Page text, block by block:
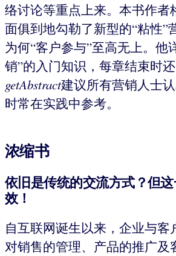
络讨论等重点上来。本书作者
面俱到地勾勒了新型的“粘性”
为何“客户参与”至高无上。他
销”的入门知识，每章结束时还
getAbstract建议所有营销人士
时常在实践中参考。
浓缩书
依旧是传统的交流方式？但
效！
自互联网诞生以来，企业与客
对销售的管理、产品的推广及